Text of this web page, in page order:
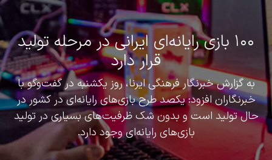
۱۰۰ بازی رایانه‌ای ایرانی در مرحله تولید
قرار دارد
به گزارش خبرنگار فرهنگی ایرنا، روز یکشنبه در گفت‌وگو با
خبرنگاران افزود: یکصد طرح بازی‌های رایانه‌ای در کشور در
حال تولید است و بدون شک ظرفیت‌های بسیاری در تولید
بازی‌های رایانه‌ای وجود دارد.